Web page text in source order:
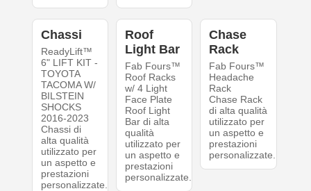
Chassi
ReadyLift™
6" LIFT KIT -
TOYOTA
TACOMA W/
BILSTEIN
SHOCKS
2016-2023
Chassi di
alta qualità
utilizzato per
un aspetto e
prestazioni
personalizzate.
Roof
Light Bar
Fab Fours™
Roof Racks
w/ 4 Light
Face Plate
Roof Light
Bar di alta
qualità
utilizzato per
un aspetto e
prestazioni
personalizzate.
Chase
Rack
Fab Fours™
Headache
Rack
Chase Rack
di alta qualità
utilizzato per
un aspetto e
prestazioni
personalizzate.